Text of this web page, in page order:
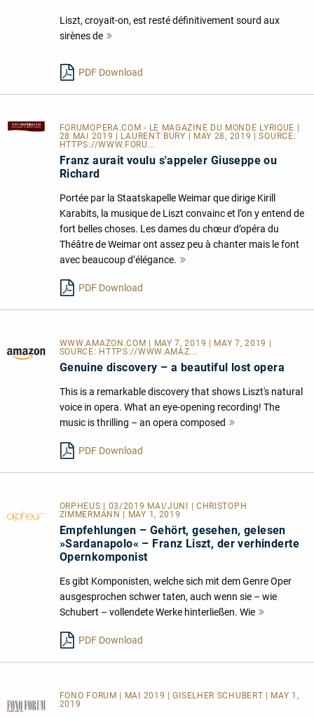
Liszt, croyait-on, est resté définitivement sourd aux
sirènes de
PDF Download
FORUMOPERA.COM - LE MAGAZINE DU MONDE LYRIQUE
28 MAI 2019 | LAURENT BURY | MAY 28, 2019 | SOURCE:
HTTPS://WWW.FORU...
Franz aurait voulu s'appeler Giuseppe ou
Richard
Portée par la Staatskapelle Weimar que dirige Kirill
Karabits, la musique de Liszt convainc et l’on y entend de
fort belles choses. Les dames du chœur d’opéra du
Théâtre de Weimar ont assez peu à chanter mais le font
avec beaucoup d’élégance.
PDF Download
WWW.AMAZON.COM | MAY 7, 2019 | MAY 7, 2019 |
SOURCE: HTTPS://WWW.AMAZ...
Genuine discovery – a beautiful lost opera
This is a remarkable discovery that shows Liszt's natural
voice in opera. What an eye-opening recording! The
music is thrilling – an opera composed
PDF Download
ORPHEUS | 03/2019 MAI/JUNI | CHRISTOPH
ZIMMERMANN | MAY 1, 2019
Empfehlungen – Gehört, gesehen, gelesen
»Sardanapolo« – Franz Liszt, der verhinderte
Opernkomponist
Es gibt Komponisten, welche sich mit dem Genre Oper
ausgesprochen schwer taten, auch wenn sie – wie
Schubert – vollendete Werke hinterließen. Wie
PDF Download
FONO FORUM | MAI 2019 | GISELHER SCHUBERT | MAY 1,
2019